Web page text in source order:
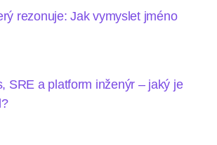
rezonuje: Jak vymyslet jméno
SRE a platform inženýr – jaký je